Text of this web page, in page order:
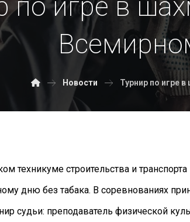
по игре в
Новости Турнир по игре
техникуме строительства и
дню без табака. В соревнованиях
судьи: преподаватель физической